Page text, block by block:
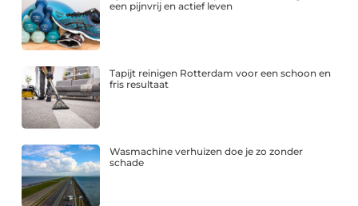
een pijnvrij en actief leven
Tapijt reinigen Rotterdam voor een schoon en
fris resultaat
Wasmachine verhuizen doe je zo zonder
schade